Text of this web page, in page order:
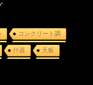
コンクリート調
什器 天板